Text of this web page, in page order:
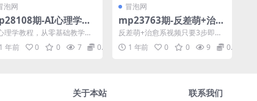
泡网
期-AI心理学教
从零基础教学直到变
创作者伙伴计划收益
理学教程，从零基础教学直
现，创作者伙伴计划收益 课
容： zuoge...
1 年前 0 0 7 0.99
冒泡网
mp23763期-反差萌+治愈
系视频只要3步即可做出
来，新手七天起号日产7张
反差萌+治愈系视频只要3步即可
做出来，新手七天起号日产7张
项目介绍： 当前短视...
1 年前 0 0 9 0.99
关于本站 联系我们